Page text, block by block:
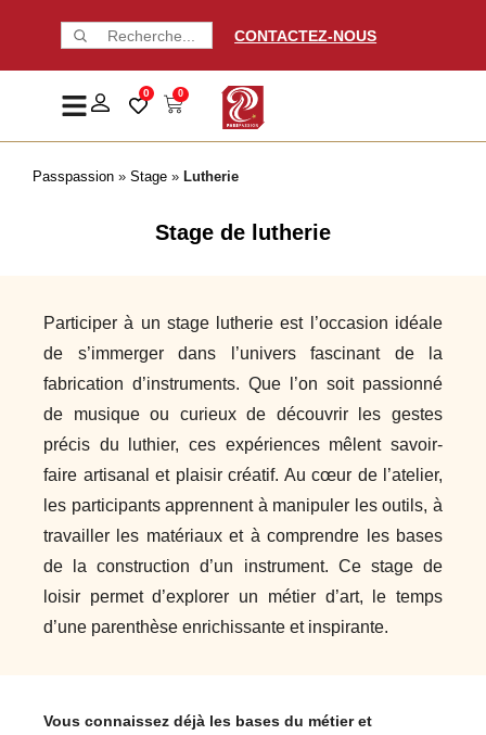
CONTACTEZ-NOUS
0 0
Passpassion » Stage » Lutherie
Stage de lutherie
Participer à un stage lutherie est l’occasion idéale
de s’immerger dans l’univers fascinant de la
fabrication d’instruments. Que l’on soit passionné
de musique ou curieux de découvrir les gestes
précis du luthier, ces expériences mêlent savoir-
faire artisanal et plaisir créatif. Au cœur de l’atelier,
les participants apprennent à manipuler les outils, à
travailler les matériaux et à comprendre les bases
de la construction d’un instrument. Ce stage de
loisir permet d’explorer un métier d’art, le temps
d’une parenthèse enrichissante et inspirante.
Vous connaissez déjà les bases du métier et